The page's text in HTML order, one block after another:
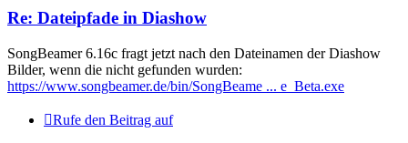
Re: Dateipfade in Diashow
SongBeamer 6.16c fragt jetzt nach den Dateinamen der Diashow
Bilder, wenn die nicht gefunden wurden:
https://www.songbeamer.de/bin/SongBeame ... e_Beta.exe
Rufe den Beitrag auf